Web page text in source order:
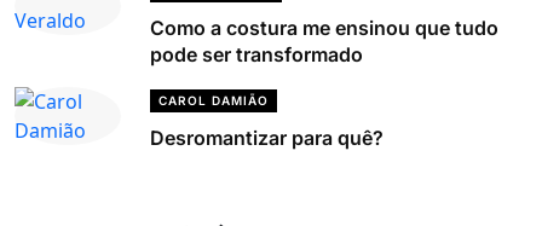
Como a costura me ensinou que tudo
pode ser transformado
CAROL DAMIÃO
Desromantizar para quê?